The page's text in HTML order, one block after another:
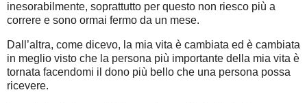
inesorabilmente, soprattutto per questo non riesco più a
correre e sono ormai fermo da un mese.
Dall’altra, come dicevo, la mia vita è cambiata ed è cambiata
in meglio visto che la persona più importante della mia vita è
tornata facendomi il dono più bello che una persona possa
ricevere.